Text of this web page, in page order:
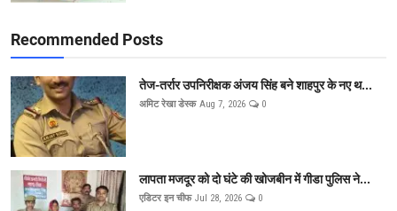
Recommended Posts
तेज-तर्रार उपनिरीक्षक अंजय सिंह बने शाहपुर के नए थ...
अमिट रेखा डेस्क Aug 7, 2026 0
लापता मजदूर को दो घंटे की खोजबीन में गीडा पुलिस ने...
एडिटर इन चीफ Jul 28, 2026 0